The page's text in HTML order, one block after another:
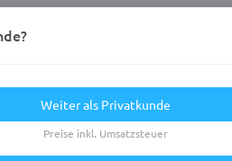
Weiter als Privatkunde
Preise inkl. Umsatzsteuer